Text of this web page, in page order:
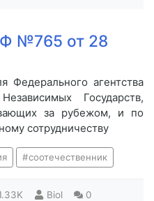
№765 от 28
Федерального агентства
Государств,
за рубежом, и по
сотрудничеству
соотечественник
Biol 0